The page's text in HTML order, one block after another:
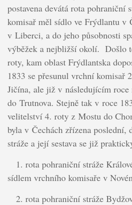
postavena devátá rota pohraniční
komisař měl sídlo ve Frýdlantu v
v Liberci, a do jeho působnosti
výběžek a nejbližší okolí. Došlo
roty, kam oblast Frýdlantska
1833 se přesunul vrchní komisař
Jičína, ale již v následujícím
do Trutnova. Stejně tak v roce
velitelství 4. roty z Mostu do
byla v Čechách zřízena poslední,
stráže a její sestava se již
1. rota pohraniční stráže
sídlem vrchního komisaře v
2. rota pohraniční stráže